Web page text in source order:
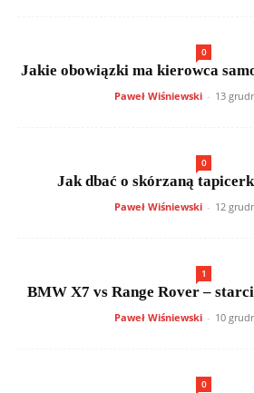
0
Jakie obowiązki ma kierowca
Paweł Wiśniewski - 13
0
Jak dbać o skórzaną
Paweł Wiśniewski - 12
1
BMW X7 vs Range Rover –
Paweł Wiśniewski - 10
0